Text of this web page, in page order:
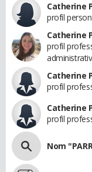
Catherine
profil
Catherine
profil
Catherine
profil
Catherine
profil
Nom